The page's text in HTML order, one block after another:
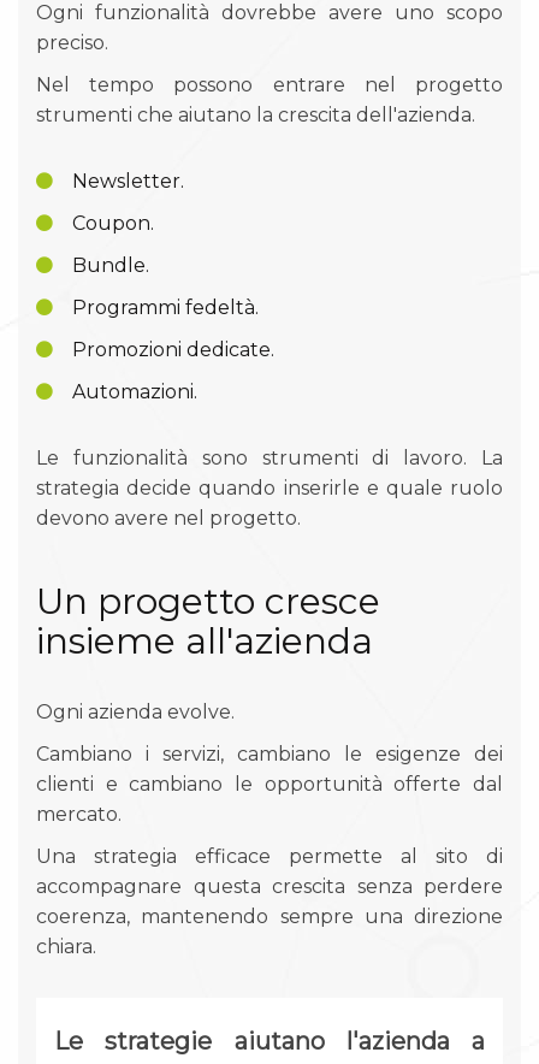
Ogni funzionalità dovrebbe avere uno scopo
preciso.
Nel tempo possono entrare nel progetto
strumenti che aiutano la crescita dell'azienda.
Newsletter.
Coupon.
Bundle.
Programmi fedeltà.
Promozioni dedicate.
Automazioni.
Le funzionalità sono strumenti di lavoro. La
strategia decide quando inserirle e quale ruolo
devono avere nel progetto.
Un progetto cresce
insieme all'azienda
Ogni azienda evolve.
Cambiano i servizi, cambiano le esigenze dei
clienti e cambiano le opportunità offerte dal
mercato.
Una strategia efficace permette al sito di
accompagnare questa crescita senza perdere
coerenza, mantenendo sempre una direzione
chiara.
Le strategie aiutano l'azienda a